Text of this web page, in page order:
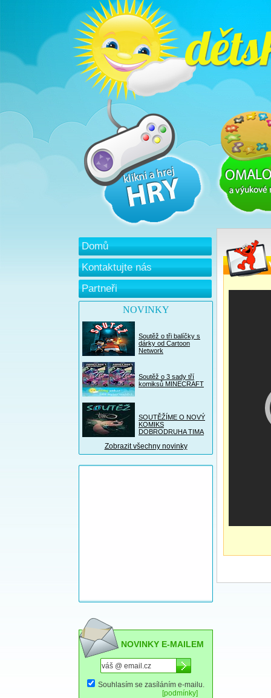
Domů
Kontaktujte nás
Partneři
NOVINKY
Soutěž o tři balíčky s
dárky od Cartoon
Network
Soutěž o 3 sady tří
komiksů MINECRAFT
SOUTĚŽÍME O NOVÝ
KOMIKS
DOBRODRUHA TIMA
Zobrazit všechny novinky
NOVINKY E-MAILEM
Souhlasím se zasíláním e-mailu.
[podmínky]